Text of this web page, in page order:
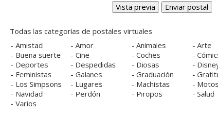
Todas las categorías de postales virtuales
- Amistad - Amor - Animales - Arte
- Buena suerte - Cine - Coches -
- Deportes - Despedidas - Diosas -
- Feministas - Galanes - Graduación -
- Los Simpsons - Lugares - Machistas -
- Navidad - Perdón - Piropos - Salud
- Varios